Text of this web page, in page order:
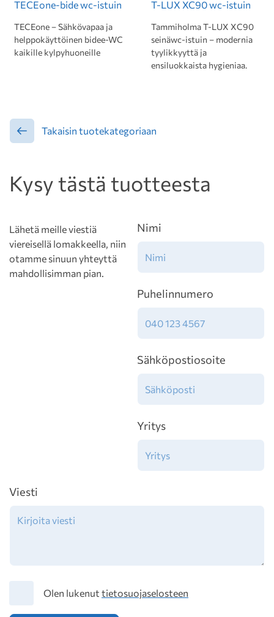
TECEone-bide wc-istuin
TECEone – Sähkövapaa ja
helppokäyttöinen bidee-WC
kaikille kylpyhuoneille
T-LUX XC90 wc-istuin
Tammiholma T-LUX XC90
seinäwc-istuin – modernia
tyylikkyyttä ja
ensiluokkaista hygieniaa.
Takaisin tuotekategoriaan
Kysy tästä tuotteesta
Lähetä meille viestiä
viereisellä lomakkeella, niin
otamme sinuun yhteyttä
mahdollisimman pian.
Nimi
Puhelinnumero
Sähköpostiosoite
Yritys
Viesti
TietosuojaOlen lukenut tietosuojaselosteen